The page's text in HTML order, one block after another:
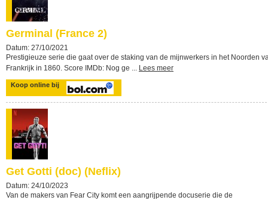
Germinal (France 2)
Datum: 27/10/2021
Prestigieuze serie die gaat over de staking van de mijnwerkers in het Noorden
Frankrijk in 1860. Score IMDb: Nog ge ... Lees meer
Koop online bij
Get Gotti (doc) (Neflix)
Datum: 24/10/2023
Van de makers van Fear City komt een aangrijpende docuserie die de